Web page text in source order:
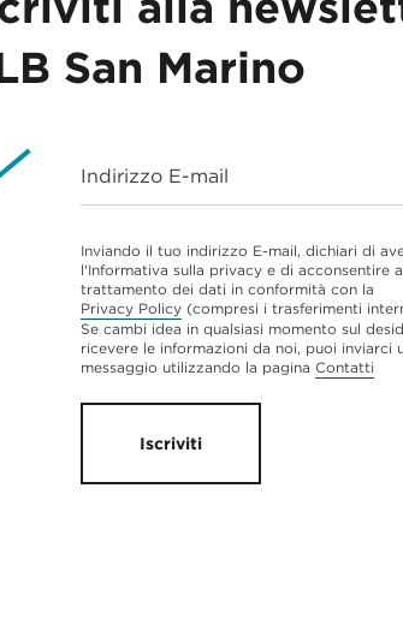
San Marino
Indirizzo E-mail
Inviando il tuo indirizzo E-mail, dichiari di
l'Informativa sulla privacy e di acconsentire
trattamento dei dati in conformità con la
Privacy Policy (compresi i trasferimenti
Se cambi idea in qualsiasi momento sul
ricevere le informazioni da noi, puoi inviarci
messaggio utilizzando la pagina Contatti
Iscriviti